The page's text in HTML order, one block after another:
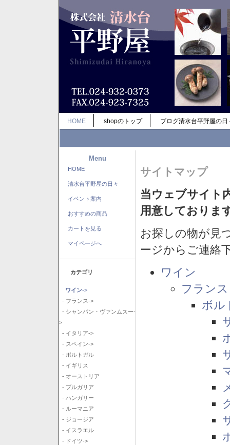
HOME shopのトップ ブログ清水台平野屋の日
Menu
HOME
清水台平野屋の日々
イベント案内
おすすめの商品
カートを見る
マイページへ
カテゴリ
ワイン->
- フランス->
- シャンパン・ヴァンムスー-
>
- イタリア->
- スペイン->
- ポルトガル
- イギリス
- オーストリア
- ブルガリア
- ハンガリー
- ルーマニア
- ジョージア
- イスラエル
- ドイツ->
サイトマップ
当ウェブサイト
用意しておりま
お探しの物が見
ージからご連絡
ワイン
フランス
ボル